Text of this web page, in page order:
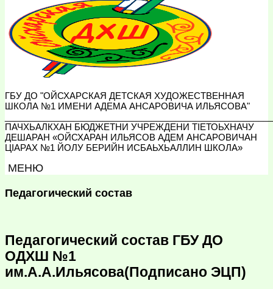
ГБУ ДО "ОЙСХАРСКАЯ ДЕТСКАЯ ХУДОЖЕСТВЕННАЯ
ШКОЛА №1 ИМЕНИ АДЕМА АНСАРОВИЧА ИЛЬЯСОВА"
ПАЧХЬАЛКХАН БЮДЖЕТНИ УЧРЕЖДЕНИ ТIЕТОЬХНАЧУ
ДЕШАРАН «ОЙСХАРАН ИЛЬЯСОВ АДЕМ АНСАРОВИЧАН
ЦIАРАХ №1 ЙОЛУ БЕРИЙН ИСБАЬХЬАЛЛИН ШКОЛА»
МЕНЮ
Педагогический состав
Педагогический состав ГБУ ДО
ОДХШ №1
им.А.А.Ильясова(Подписано ЭЦП)